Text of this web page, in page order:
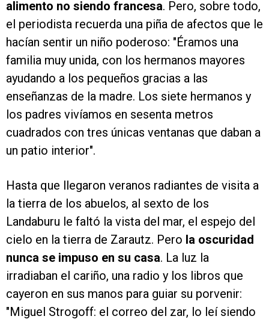
alimento no siendo francesa. Pero, sobre todo,
el periodista recuerda una piña de afectos que le
hacían sentir un niño poderoso: "Éramos una
familia muy unida, con los hermanos mayores
ayudando a los pequeños gracias a las
enseñanzas de la madre. Los siete hermanos y
los padres vivíamos en sesenta metros
cuadrados con tres únicas ventanas que daban a
un patio interior".
Hasta que llegaron veranos radiantes de visita a
la tierra de los abuelos, al sexto de los
Landaburu le faltó la vista del mar, el espejo del
cielo en la tierra de Zarautz. Pero la oscuridad
nunca se impuso en su casa. La luz la
irradiaban el cariño, una radio y los libros que
cayeron en sus manos para guiar su porvenir:
"Miguel Strogoff: el correo del zar, lo leí siendo